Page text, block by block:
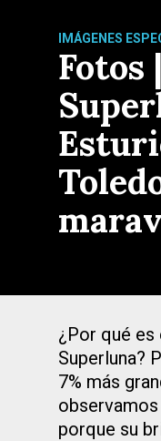
IMÁGENES
Fotos
¿Por qué
Superluna?
7% más
porque su